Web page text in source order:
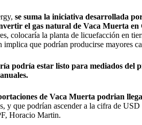
se suma la iniciativa desarrollada
el gas natural de Vaca Muerta en
colocaría la planta de licuefacción en
que podrían producirse mayores
podría estar listo para mediados del
de Vaca Muerta podrian
y que podrían ascender a la cifra de
Horacio Martin.